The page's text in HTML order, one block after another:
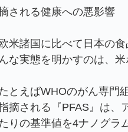
される健康への悪影響
米諸国に比べて日本の
な実態を明かすのは、
たとえばWHOのがん専
摘される『PFAS』は、
りの基準値を4ナノグラ